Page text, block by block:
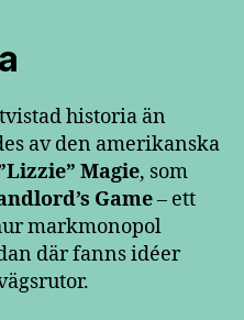
historia än
av den amerikanska
Magie, som
Game– ett
markmonopol
där fanns idéer